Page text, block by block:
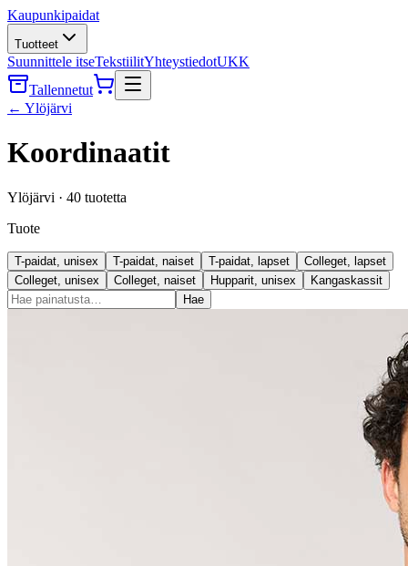
Kaupunkipaidat
Tuotteet
Suunnittele itseTekstiilitYhteystiedotUKK
Tallennetut
← Ylöjärvi
Koordinaatit
Ylöjärvi · 40 tuotetta
Tuote
T-paidat, unisex T-paidat, naiset T-paidat, lapset
Colleget, lapset
Colleget, unisex
Colleget, naiset Hupparit, unisex
Kangaskassit
Hae